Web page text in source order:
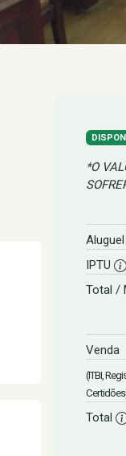
*O
Aluguel
IPTU
Total /
Venda
(ITBI,
Total